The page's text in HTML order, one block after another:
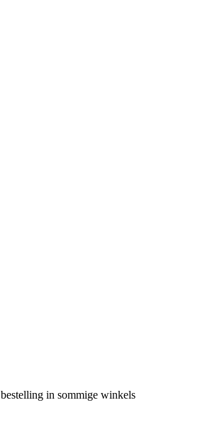
in sommige winkels